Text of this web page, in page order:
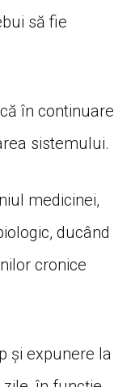
să fie
în continuare
sistemului.
medicinei,
ducând
cronice
și expunere la